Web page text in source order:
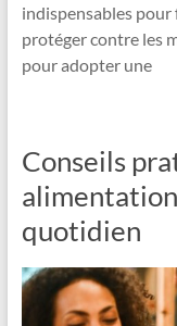
indispensables
protéger contre les
pour adopter une
Conseils
quotidien